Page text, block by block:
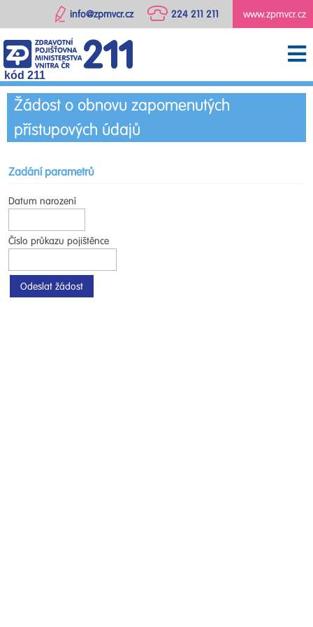
www.zpmvcr.cz
224 211 211
info@zpmvcr.cz
kód 211
Žádost o obnovu zapomenutých
přístupových údajů
Zadání parametrů
Datum narození
Číslo průkazu pojištěnce